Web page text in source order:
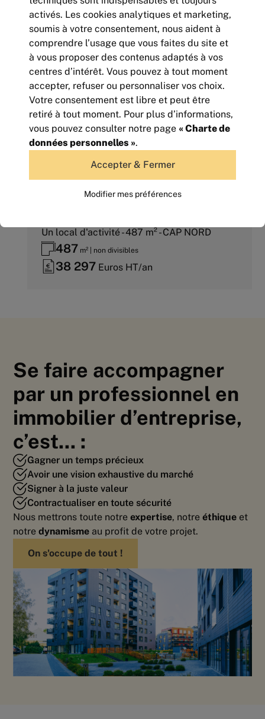
LOCATION - LOCAL D'ACTIVITE - 148 m²
148m² | non divisibles
15 600 Euros HTHC/an
Un local d'activité - 487 m² - CAP NORD
487 m² | non divisibles
38 297 Euros HT/an
Se faire accompagner
par un professionnel en
immobilier d’entreprise,
c’est... :
Gagner un temps précieux
Avoir une vision exhaustive du marché
Signer à la juste valeur
Contractualiser en toute sécurité
Nous mettrons toute notreexpertise, notreéthique et
notredynamisme au profit de votre projet.
On s'occupe de tout !
activés. Les cookies analytiques et marketing,
soumis à votre consentement, nous aident à
comprendre l’usage que vous faites du site et
à vous proposer des contenus adaptés à vos
centres d’intérêt. Vous pouvez à tout moment
accepter, refuser ou personnaliser vos choix.
Votre consentement est libre et peut être
retiré à tout moment. Pour plus d’informations,
vous pouvez consulter notre page « Charte de
données personnelles ».
Accepter & Fermer
Modifier mes préférences